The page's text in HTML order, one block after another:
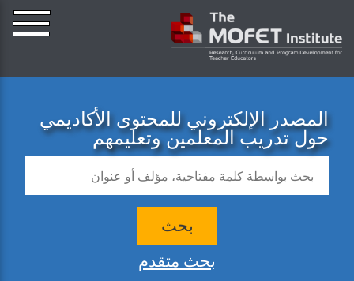
المصدر الإلكتروني للمحتوى الأكاديمي
حول تدريب المعلمين وتعليمهم
بحث
بحث متقدم